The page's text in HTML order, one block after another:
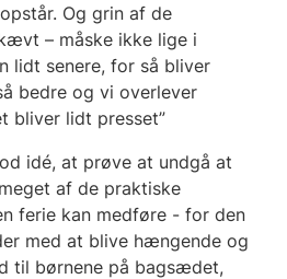
Og grin af de
– måske ikke lige i
lidt senere, for så bliver
bedre og vi overlever
bliver lidt presset”
idé, at prøve at undgå at
af de praktiske
ferie kan medføre - for den
med at blive hængende og
til børnene på bagsædet,